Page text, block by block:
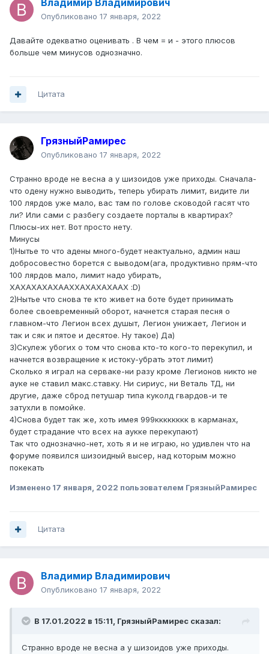
Владимир Владимирович
Опубликовано 17 января, 2022
Давайте одекватно оценивать . В чем = и - этого плюсов
больше чем минусов однозначно.
Цитата
ГрязныйРамирес
Опубликовано 17 января, 2022
Странно вроде не весна а у шизоидов уже приходы. Сначала-
что одену нужно выводить, теперь убирать лимит, видите ли
100 лярдов уже мало, вас там по голове сководой гасят что
ли? Или сами с разбегу создаете порталы в квартирах?
Плюсы-их нет. Вот просто нету.
Минусы
1)Нытье то что адены много-будет неактуально, админ наш
добросовестно борется с выводом(ага, продуктивно прям-что
100 лярдов мало, лимит надо убирать,
ХАХАХАХАХААХХАХАХАХААХ :D)
2)Нытье что снова те кто живет на боте будет принимать
более своевременный оборот, начнется старая песня о
главном-что Легион всех душыт, Легион унижает, Легион и
так и сяк и пятое и десятое. Ну такое) Да)
3)Скулеж убогих о том что снова кто-то кого-то перекупил, и
начнется возвращение к истоку-убрать этот лимит)
Сколько я играл на серваке-ни разу кроме Легионов никто не
ауке не ставил макс.ставку. Ни сириус, ни Веталь ТД, ни
другие, даже сброд петушар типа куколд гвардов-и те
затухли в помойке.
4)Снова будет так же, хоть имея 999кккккккк в карманах,
будет страдание что всех на аукке перекупают)
Так что однозначно-нет, хоть я и не играю, но удивлен что на
форуме появился шизоидный высер, над которым можно
покекать
Изменено 17 января, 2022 пользователем ГрязныйРамирес
Цитата
Владимир Владимирович
Опубликовано 17 января, 2022
В 17.01.2022 в 15:11, ГрязныйРамирес сказал:
Странно вроде не весна а у шизоидов уже приходы.